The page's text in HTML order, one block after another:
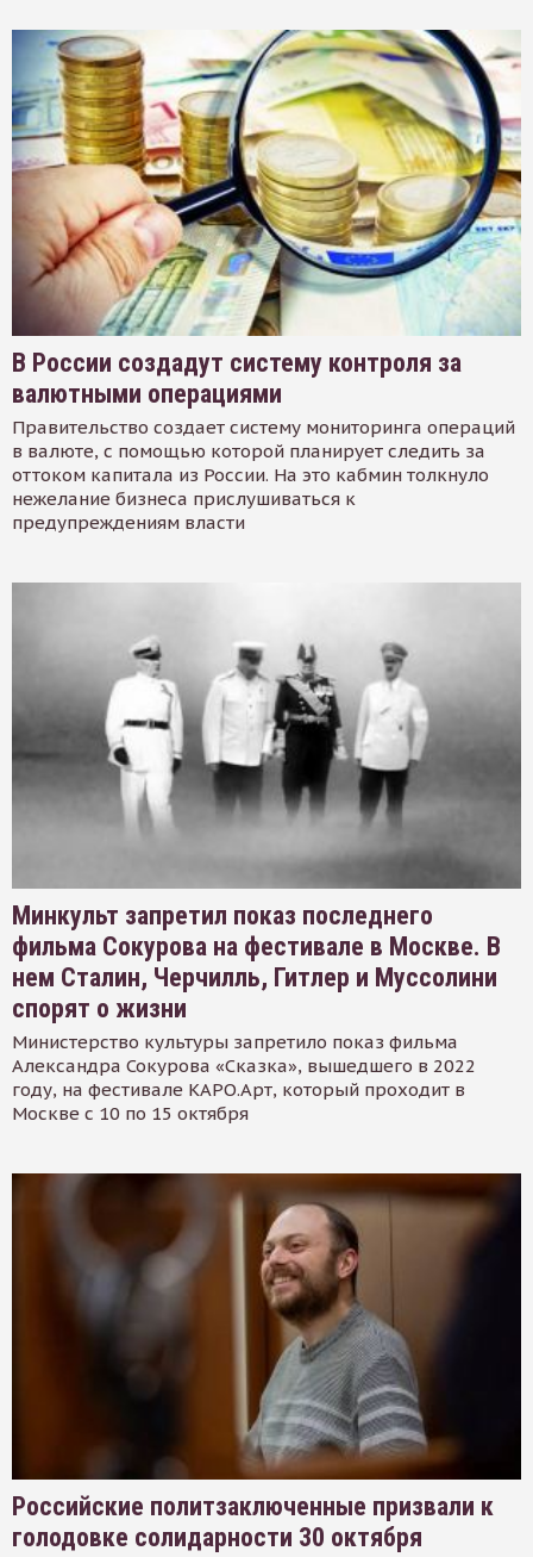
В России создадут систему контроля за
валютными операциями
Правительство создает систему мониторинга операций
в валюте, с помощью которой планирует следить за
оттоком капитала из России. На это кабмин толкнуло
нежелание бизнеса прислушиваться к
предупреждениям власти
Минкульт запретил показ последнего
фильма Сокурова на фестивале в Москве. В
нем Сталин, Черчилль, Гитлер и Муссолини
спорят о жизни
Министерство культуры запретило показ фильма
Александра Сокурова «Сказка», вышедшего в 2022
году, на фестивале КАРО.Арт, который проходит в
Москве с 10 по 15 октября
Российские политзаключенные призвали к
голодовке солидарности 30 октября